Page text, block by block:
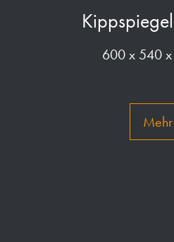
600 x 540 x
Mehr